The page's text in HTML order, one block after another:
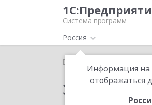
Система программ
Россия
Информация на
отображаться
Главная
Заказать